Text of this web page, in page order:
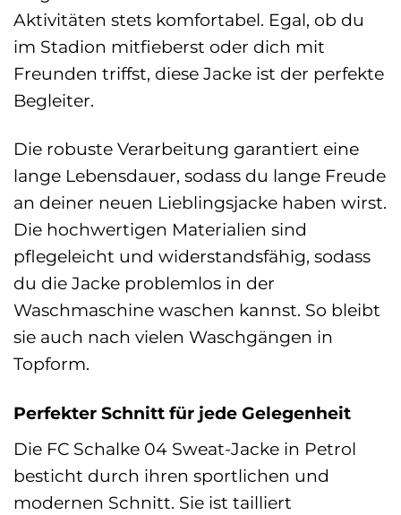
Aktivitäten stets komfortabel. Egal, ob du
im Stadion mitfieberst oder dich mit
Freunden triffst, diese Jacke ist der perfekte
Begleiter.
Die robuste Verarbeitung garantiert eine
lange Lebensdauer, sodass du lange Freude
an deiner neuen Lieblingsjacke haben wirst.
Die hochwertigen Materialien sind
pflegeleicht und widerstandsfähig, sodass
du die Jacke problemlos in der
Waschmaschine waschen kannst. So bleibt
sie auch nach vielen Waschgängen in
Topform.
Perfekter Schnitt für jede Gelegenheit
Die FC Schalke 04 Sweat-Jacke in Petrol
besticht durch ihren sportlichen und
modernen Schnitt. Sie ist tailliert